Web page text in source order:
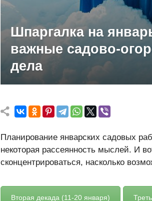
Шпаргалка на
важные садово-
дела
Планирование январских садовых
некоторая рассеянность мыслей. И
сконцентрироваться, насколько
Вторая декада (11-20 января)